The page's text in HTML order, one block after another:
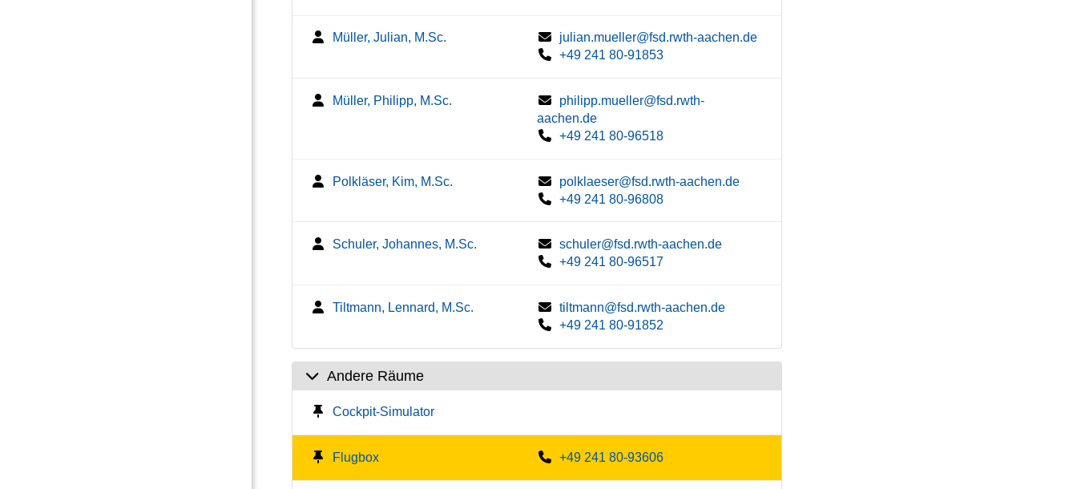
Müller, Julian, M.Sc.
julian.mueller@fsd.rwth-aachen.de
+49 241 80-91853
Müller, Philipp, M.Sc.
philipp.mueller@fsd.rwth-
aachen.de
+49 241 80-96518
Polkläser, Kim, M.Sc.
polklaeser@fsd.rwth-aachen.de
+49 241 80-96808
Schuler, Johannes, M.Sc.
schuler@fsd.rwth-aachen.de
+49 241 80-96517
Tiltmann, Lennard, M.Sc.
tiltmann@fsd.rwth-aachen.de
+49 241 80-91852
Andere Räume
Cockpit-Simulator
Flugbox +49 241 80-93606